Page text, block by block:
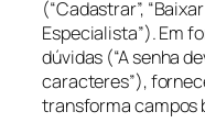
(“Cadastrar”,
Especialista”). Em
dúvidas (“A senha
caracteres”),
transforma campos